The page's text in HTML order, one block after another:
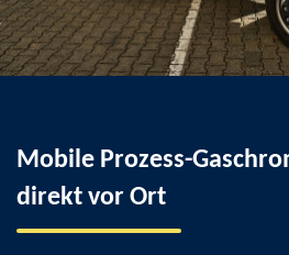
Mobile Prozess-
direkt vor Ort